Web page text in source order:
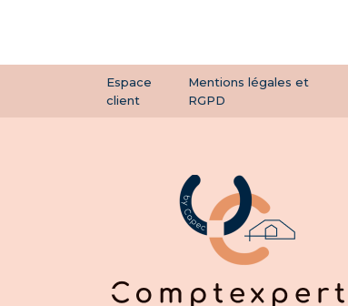
Espace
client
Mentions légales et
RGPD